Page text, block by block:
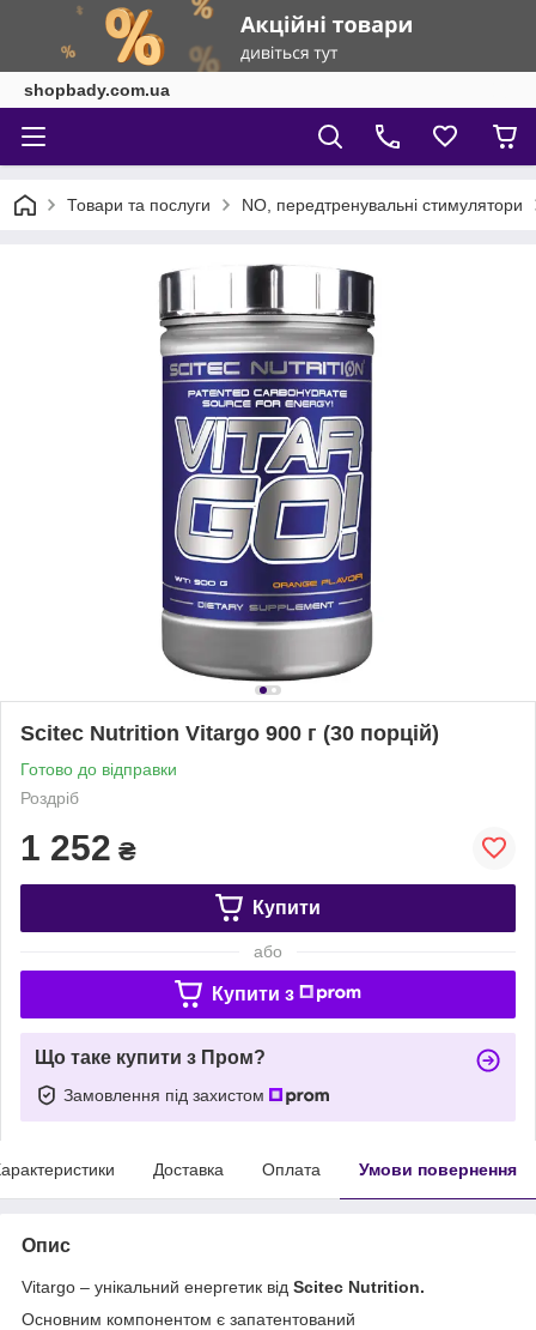
shopbady.com.ua
Товари та послуги NO, передтренувальні стимулятори
Scitec Nutrition Vitargo 900 г (30 порцій)
Готово до відправки
Роздріб
1 252 ₴
Купити
або
Купити з
Що таке купити з Пром?
Замовлення під захистом
Доставка Оплата Умови повернення
Опис
Vitargo – унікальний енергетик від Scitec Nutrition.
Основним компонентом є запатентований